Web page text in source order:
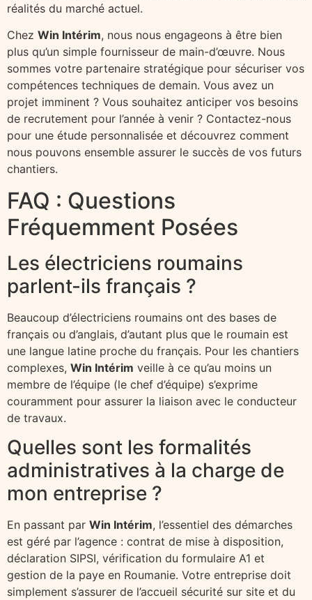
réalités du marché actuel.
Chez Win Intérim, nous nous engageons à être bien
plus qu’un simple fournisseur de main-d’œuvre. Nous
sommes votre partenaire stratégique pour sécuriser vos
compétences techniques de demain. Vous avez un
projet imminent ? Vous souhaitez anticiper vos besoins
de recrutement pour l’année à venir ? Contactez-nous
pour une étude personnalisée et découvrez comment
nous pouvons ensemble assurer le succès de vos futurs
chantiers.
FAQ : Questions
Fréquemment Posées
Les électriciens roumains
parlent-ils français ?
Beaucoup d’électriciens roumains ont des bases de
français ou d’anglais, d’autant plus que le roumain est
une langue latine proche du français. Pour les chantiers
complexes, Win Intérim veille à ce qu’au moins un
membre de l’équipe (le chef d’équipe) s’exprime
couramment pour assurer la liaison avec le conducteur
de travaux.
Quelles sont les formalités
administratives à la charge de
mon entreprise ?
En passant par Win Intérim, l’essentiel des démarches
est géré par l’agence : contrat de mise à disposition,
déclaration SIPSI, vérification du formulaire A1 et
gestion de la paye en Roumanie. Votre entreprise doit
simplement s’assurer de l’accueil sécurité sur site et du